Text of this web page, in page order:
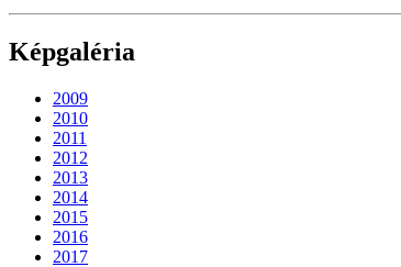
Képgaléria
2009
2010
2011
2012
2013
2014
2015
2016
2017